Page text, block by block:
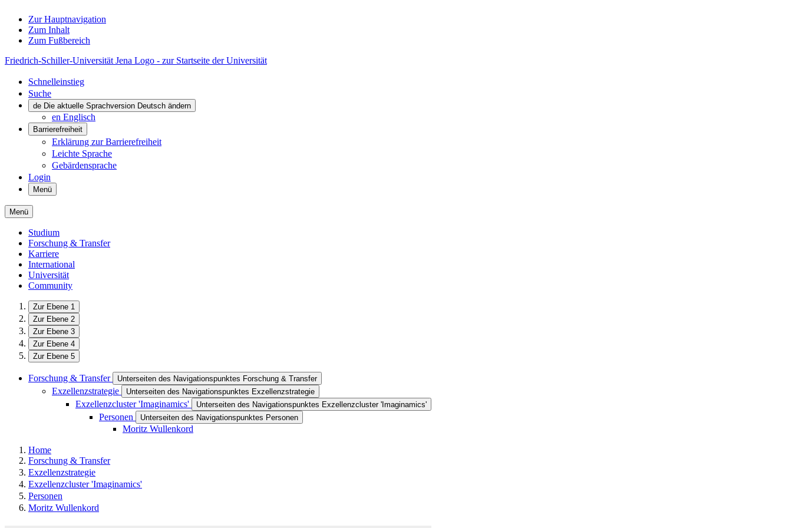
Zur Hauptnavigation
Zum Inhalt
Zum Fußbereich
Friedrich-Schiller-Universität Jena Logo - zur Startseite der Universität
Schnelleinstieg
Suche
de Die aktuelle Sprachversion Deutsch ändern
en Englisch
Barrierefreiheit
Erklärung zur Barrierefreiheit
Leichte Sprache
Gebärdensprache
Login
Menü
Menü
Studium
Forschung & Transfer
Karriere
International
Universität
Community
Zur Ebene 1
Zur Ebene 2
Zur Ebene 3
Zur Ebene 4
Zur Ebene 5
Forschung & Transfer Unterseiten des Navigationspunktes Forschung & Transfer
Exzellenzstrategie Unterseiten des Navigationspunktes Exzellenzstrategie
Exzellenzcluster 'Imaginamics' Unterseiten des Navigationspunktes Exzellenzcluster 'Imaginamics'
Personen Unterseiten des Navigationspunktes Personen
Moritz Wullenkord
Home
Forschung & Transfer
Exzellenzstrategie
Exzellenzcluster 'Imaginamics'
Personen
Moritz Wullenkord